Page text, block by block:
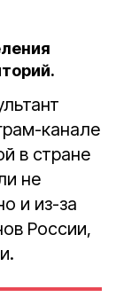
канале
в стране
не
и из-за
России,